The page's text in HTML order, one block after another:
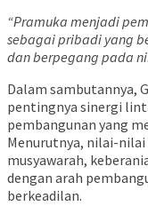
“Pramuka menjadi
sebagai pribadi yang
dan berpegang pada
Dalam sambutannya,
pentingnya sinergi
pembangunan yang
Menurutnya, nilai-nilai
musyawarah,
dengan arah
berkeadilan.